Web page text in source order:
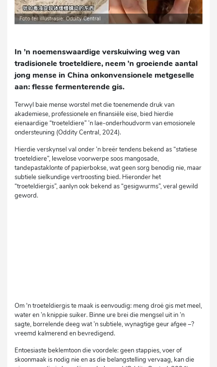
Foto ter illustrasie: Oddity Central
In ’n noemenswaardige verskuiwing weg van
tradisionele troeteldiere, neem ’n groeiende aantal
jong mense in China onkonvensionele metgeselle
aan: flesse fermenterende gis.
Terwyl baie mense worstel met die toenemende druk van
akademiese, professionele en finansiële eise, bied hierdie
eienaardige “troeteldiere” ’n lae-onderhoudvorm van emosionele
ondersteuning (Oddity Central, 2024).
Hierdie verskynsel val onder ’n breër tendens bekend as “statiese
troeteldiere”, lewelose voorwerpe soos mangosade,
tandepastaklonte of papierbokse, wat geen sorg benodig nie, maar
subtiele sielkundige vertroosting bied. Hieronder het
“troeteldiergis”, aanlyn ook bekend as “gesigwurms”, veral gewild
geword.
Om 'n troeteldiergis te maak is eenvoudig: meng droë gis met meel,
water en ’n knippie suiker. Binne ure brei die mengsel uit in ’n
sagte, borrelende deeg wat ’n subtiele, wynagtige geur afgee –?
vreemd kalmerend en bevredigend.
Entoesiaste beklemtoon die voordele: geen stappies, voer of
skoonmaak is nodig nie en as die belangstelling vervaag, kan die